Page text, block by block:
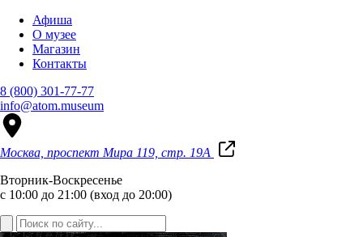
Афиша
О музее
Магазин
Контакты
8 (800) 301-77-77
info@atom.museum
Москва, проспект Мира 119, стр. 19А
Вторник-Воскресенье
с 10:00 до 21:00 (вход до 20:00)